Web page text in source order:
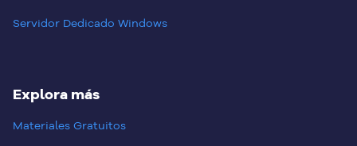
Servidor Dedicado Windows
Explora más
Materiales Gratuitos